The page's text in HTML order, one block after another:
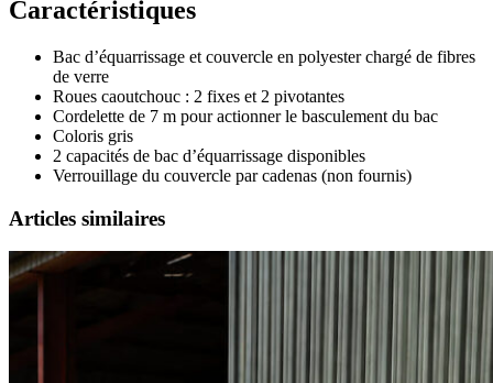
Caractéristiques
Bac d’équarrissage et couvercle en polyester chargé de fibres
de verre
Roues caoutchouc : 2 fixes et 2 pivotantes
Cordelette de 7 m pour actionner le basculement du bac
Coloris gris
2 capacités de bac d’équarrissage disponibles
Verrouillage du couvercle par cadenas (non fournis)
Articles similaires